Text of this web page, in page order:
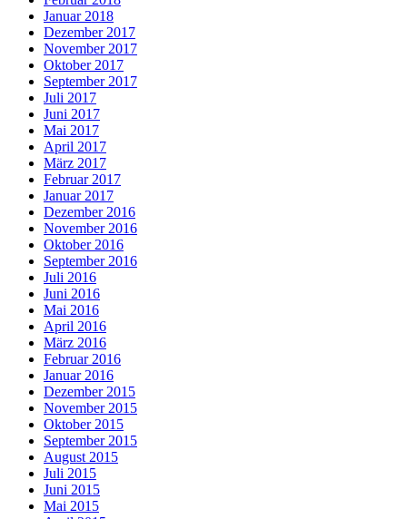
Januar 2018
Dezember 2017
November 2017
Oktober 2017
September 2017
Juli 2017
Juni 2017
Mai 2017
April 2017
März 2017
Februar 2017
Januar 2017
Dezember 2016
November 2016
Oktober 2016
September 2016
Juli 2016
Juni 2016
Mai 2016
April 2016
März 2016
Februar 2016
Januar 2016
Dezember 2015
November 2015
Oktober 2015
September 2015
August 2015
Juli 2015
Juni 2015
Mai 2015